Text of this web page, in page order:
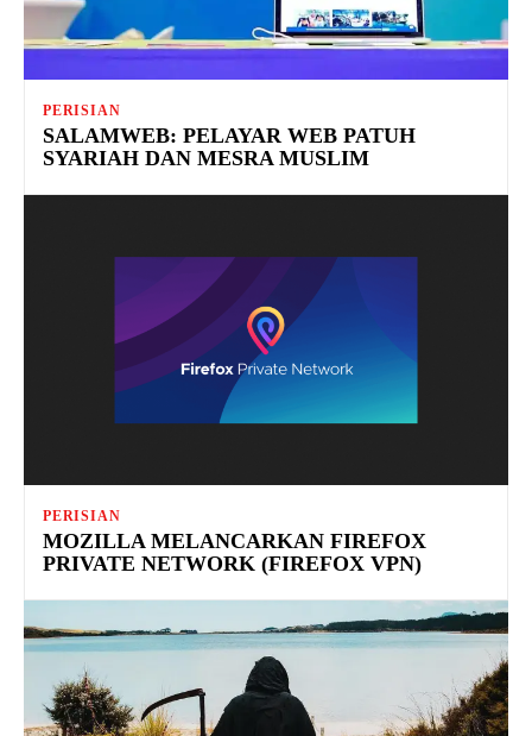
PERISIAN
SALAMWEB: PELAYAR WEB PATUH
SYARIAH DAN MESRA MUSLIM
PERISIAN
MOZILLA MELANCARKAN FIREFOX
PRIVATE NETWORK (FIREFOX VPN)